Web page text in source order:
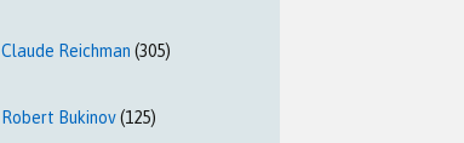
Claude Reichman (305)
Robert Bukinov(125)